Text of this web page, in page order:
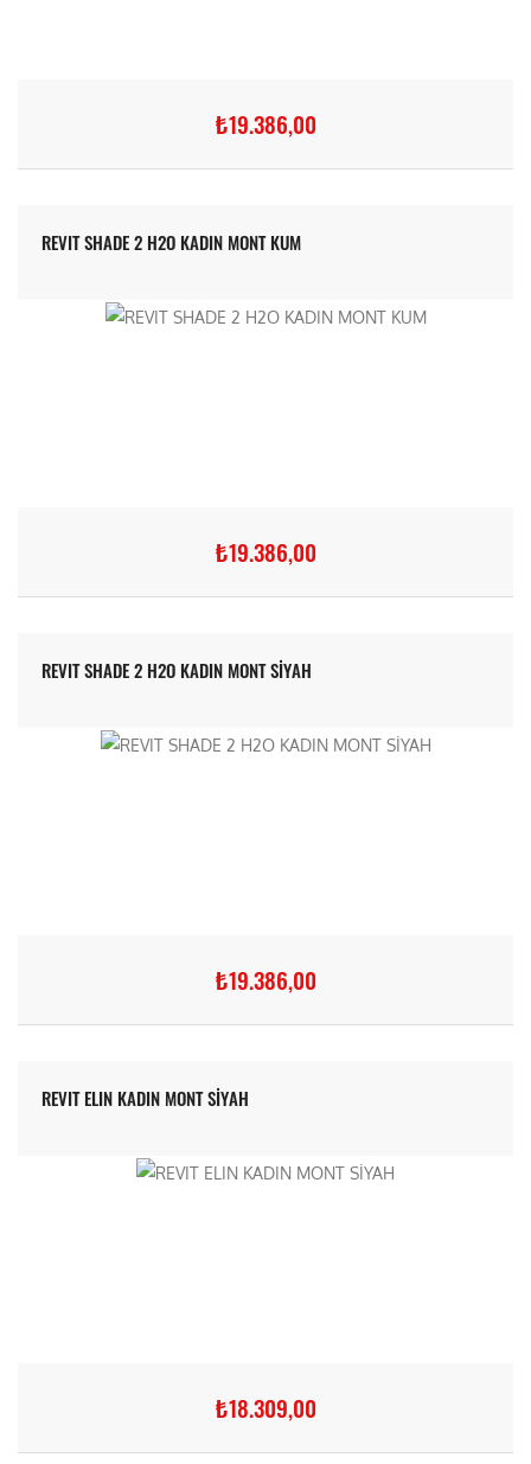
₺19.386,00
REVIT SHADE 2 H2O KADIN MONT KUM
₺19.386,00
REVIT SHADE 2 H2O KADIN MONT SİYAH
₺19.386,00
REVIT ELIN KADIN MONT SİYAH
₺18.309,00